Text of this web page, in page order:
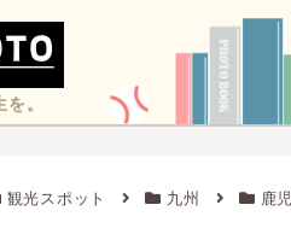
。
観光スポット 九州 鹿